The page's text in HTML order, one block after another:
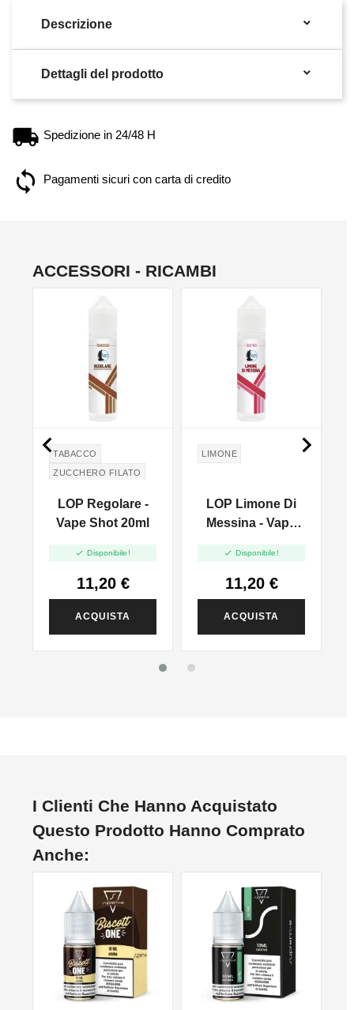
Descrizione 
Dettagli del prodotto 
Spedizione in 24/48 H
Pagamenti sicuri con carta di credito
ACCESSORI - RICAMBI
TABACCO
ZUCCHERO FILATO
LOP Regolare -
Vape Shot 20ml
 Disponibile!
11,20 €
ACQUISTA
LIMONE
LOP Limone Di
Messina - Vape
 Disponibile!
11,20 €
ACQUISTA
 
I Clienti Che Hanno Acquistato
Questo Prodotto Hanno Comprato
Anche: